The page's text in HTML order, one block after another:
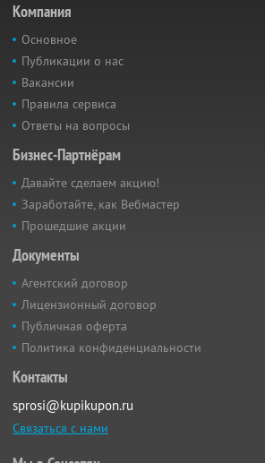
Компания
Основное
Публикации о нас
Вакансии
Правила сервиса
Ответы на вопросы
Бизнес-Партнёрам
Давайте сделаем акцию!
Заработайте, как Вебмастер
Прошедшие акции
Документы
Агентский договор
Лицензионный договор
Публичная оферта
Политика конфиденциальности
Контакты
sprosi@kupikupon.ru
Связаться с нами